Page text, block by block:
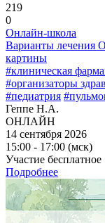
219
0
Онлайн-школа
Варианты лечения
картины
#клиническая
#организаторы
#педиатрия
Геппе Н.А.
ОНЛАЙН
14 сентября 2026
15:00 - 17:00 (мск)
Участие бесплатное
Подробнее